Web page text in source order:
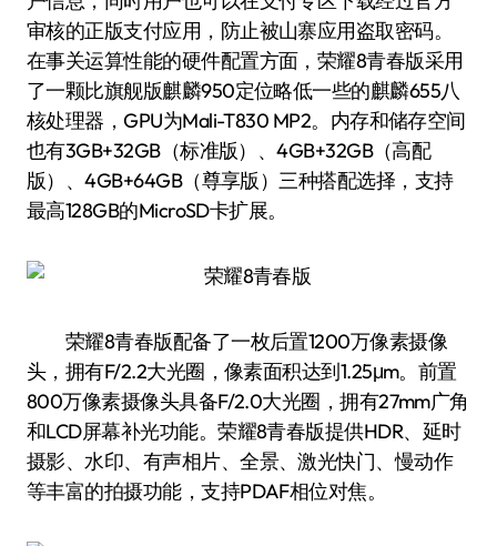
审核的正版支付应用，防止被山寨应用盗取密码。
在事关运算性能的硬件配置方面，荣耀8青春版采用
了一颗比旗舰版麒麟950定位略低一些的麒麟655八
核处理器，GPU为Mali-T830 MP2。内存和储存空间
也有3GB+32GB（标准版）、4GB+32GB（高配
版）、4GB+64GB（尊享版）三种搭配选择，支持
最高128GB的MicroSD卡扩展。
荣耀8青春版配备了一枚后置1200万像素摄像
头，拥有F/2.2大光圈，像素面积达到1.25μm。前置
800万像素摄像头具备F/2.0大光圈，拥有27mm广角
和LCD屏幕补光功能。荣耀8青春版提供HDR、延时
摄影、水印、有声相片、全景、激光快门、慢动作
等丰富的拍摄功能，支持PDAF相位对焦。